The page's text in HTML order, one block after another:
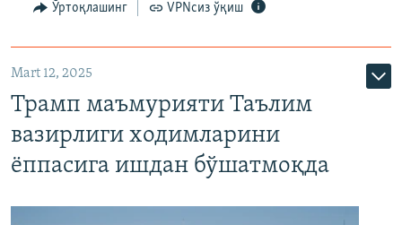
Ўртоқлашинг VPNсиз ўқиш
Mart 12, 2025
Трамп маъмурияти Таълим
вазирлиги ходимларини
ёппасига ишдан бўшатмоқда